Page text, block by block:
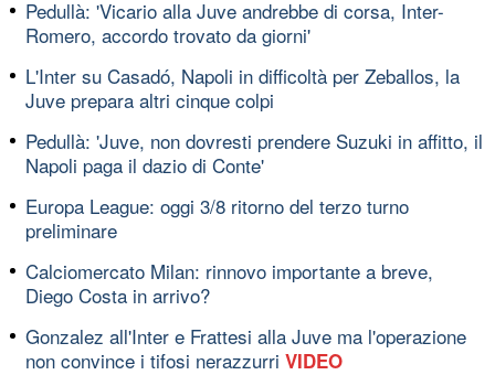
Pedullà: 'Vicario alla Juve andrebbe di corsa, Inter-
Romero, accordo trovato da giorni'
L'Inter su Casadó, Napoli in difficoltà per Zeballos, la
Juve prepara altri cinque colpi
Pedullà: 'Juve, non dovresti prendere Suzuki in affitto, il
Napoli paga il dazio di Conte'
Europa League: oggi 3/8 ritorno del terzo turno
preliminare
Calciomercato Milan: rinnovo importante a breve,
Diego Costa in arrivo?
Gonzalez all'Inter e Frattesi alla Juve ma l'operazione
non convince i tifosi nerazzurri VIDEO